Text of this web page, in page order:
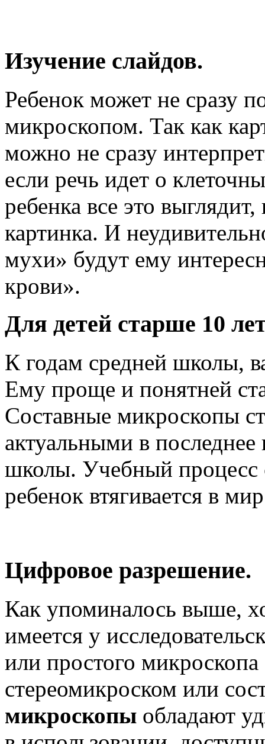
Изучение слайдов.
Ребенок может не сразу
микроскопом. Так как
можно не сразу
если речь идет о
ребенка все это выглядит,
картинка. И
мухи» будут ему
крови».
Для детей старше 10
К годам средней школы,
Ему проще и понятней
Составные микроскопы
актуальными в
школы. Учебный процесс
ребенок втягивается в
Цифровое разрешение.
Как упоминалось выше,
имеется у
или простого
стереомикроском или
микроскопы обладают